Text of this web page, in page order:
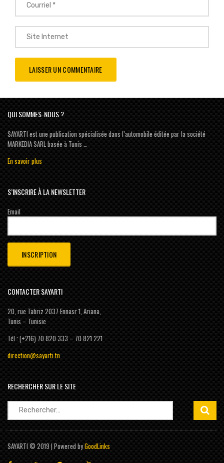
QUI SOMMES-NOUS ?
SAYARTI est une publication spécialisée dans l’automobile éditée par la société
MARKEDIA SARL basée à Tunis …
En savoir plus
S’INSCRIRE À LA NEWSLETTER
Email
CONTACTER SAYARTI
20, rue Tabriz 2037 Ennasr 1, Ariana,
Tunis – Tunisie
Tél : (+216) 70 820 333 – 70 821 221
direction@sayarti.tn
RECHERCHER SUR LE SITE
Rechercher :
SAYARTI © 2019 | Powered byGoodLinks